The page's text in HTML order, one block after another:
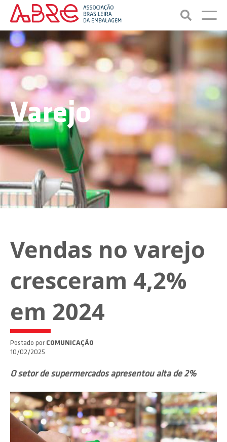
Varejo
Vendas no varejo
cresceram 4,2%
em 2024
Postado por COMUNICAÇÃO
10/02/2025
O setor de supermercados apresentou alta de 2%